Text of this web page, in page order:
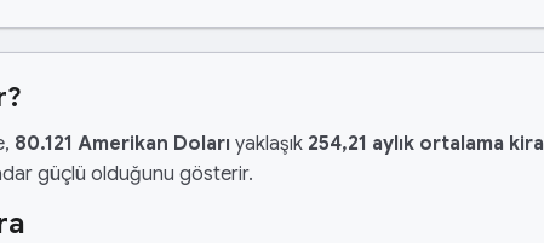
80.121 Amerikan Doları yaklaşık 254,21 aylık ortalama kira
güçlü olduğunu gösterir.